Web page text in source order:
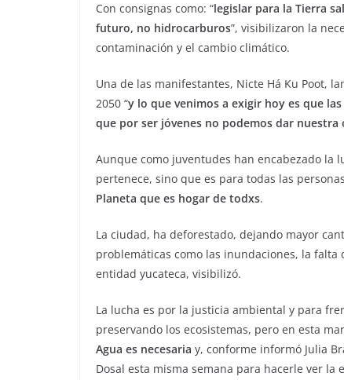
Con consignas como: “legislar para la Tierra
futuro, no hidrocarburos”, visibilizaron la
contaminación y el cambio climático.
Una de las manifestantes, Nicte Há Ku Poot,
2050 “y lo que venimos a exigir hoy es que
que por ser jóvenes no podemos dar
Aunque como juventudes han encabezado la
pertenece, sino que es para todas las
Planeta que es hogar de todxs.
La ciudad, ha deforestado, dejando mayor
problemáticas como las inundaciones, la
entidad yucateca, visibilizó.
La lucha es por la justicia ambiental y para
preservando los ecosistemas, pero en esta
Agua es necesaria y, conforme informó Julia
Dosal esta misma semana para hacerle ver